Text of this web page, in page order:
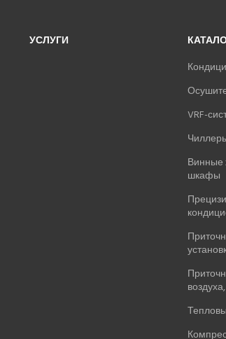
УСЛУГИ
VRF-
Винные
шкафы